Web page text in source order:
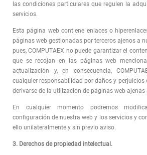
las condiciones particulares que regulen la
servicios.
Esta página web contiene enlaces o
páginas web gestionadas por terceros ajenos a
pues, COMPUTAEX no puede garantizar el
que se recojan en las páginas web
actualización y, en consecuencia,
cualquier responsabilidad por daños y perjuicios
derivarse de la utilización de páginas web
En cualquier momento podremos
configuración de nuestra web y los servicios y
ello unilateralmente y sin previo aviso.
3. Derechos de propiedad intelectual.